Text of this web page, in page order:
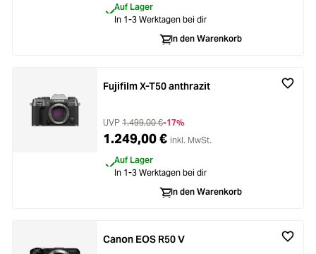
Auf Lager
In 1-3 Werktagen bei dir
In den Warenkorb
Fujifilm X-T50 anthrazit
UVP 1.499,00 €-17%
1.249,00 € inkl. MwSt.
Auf Lager
In 1-3 Werktagen bei dir
In den Warenkorb
Canon EOS R50 V